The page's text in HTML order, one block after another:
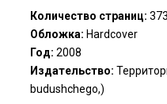
Количество страниц: 373
Обложка: Hardcover
Год: 2008
Издательство:
budushchego,)